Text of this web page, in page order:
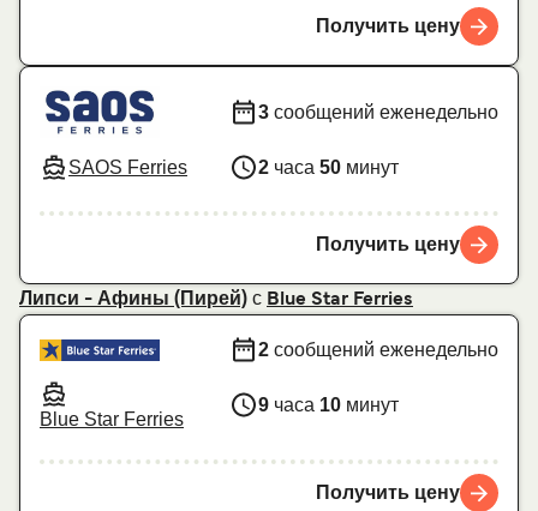
Получить цену
SAOS Ferries
3 сообщений еженедельно
2 часа 50 минут
Получить цену
Липси - Афины (Пирей) с Blue Star Ferries
Blue Star Ferries
2 сообщений еженедельно
9 часа 10 минут
Получить цену